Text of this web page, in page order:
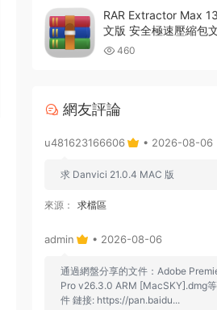
RAR Extractor Max
文版 安全極速壓縮包
器 460
網友評論
u481623166606 • 2026-08-06
求 Danvici 21.0.4 MAC 版
來源： 求檔區
admin • 2026-08-06
通過網盤分享的文件：Adobe
Pro v26.3.0 ARM [MacSKY].dmg
件 鏈接: https://pan.baidu...